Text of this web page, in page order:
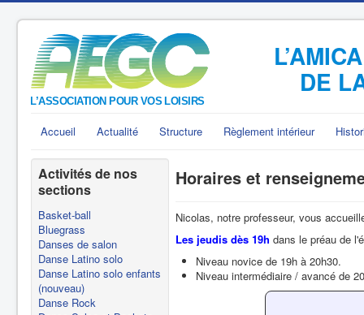
DE
Accueil Actualité Structure Règlement intérieur
Activités de nos
sections
Basket-ball
Bluegrass
Danses de salon
Danse Latino solo
Danse Latino solo enfants
(nouveau)
Danse Rock
Horaires et
Nicolas, notre professeur, vous
Les jeudis dès 19h dans le préau de
Niveau novice de 19h à 20h30.
Niveau intermédiaire / avancé de